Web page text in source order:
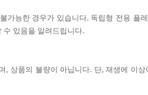
능한 경우가 있습니다. 독립형 전용 플
수 있음을 알려드립니다.
상품의 불량이 아닙니다. 단, 재생에 이